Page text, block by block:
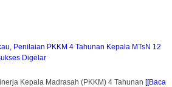
Penilaian PKKM 4 Tahunan Kepala MTsN 12
Digelar
Kepala Madrasah (PKKM) 4 Tahunan [[Baca